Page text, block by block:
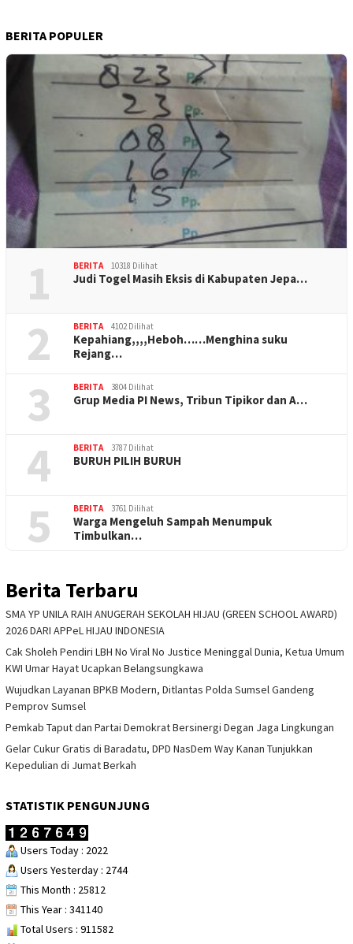
BERITA POPULER
1 BERITA 10318 Dilihat
Judi Togel Masih Eksis di Kabupaten Jepa…
2 BERITA 4102 Dilihat
Kepahiang,,,,Heboh……Menghina suku
Rejang…
3 BERITA 3804 Dilihat
Grup Media PI News, Tribun Tipikor dan A…
4 BERITA 3787 Dilihat
BURUH PILIH BURUH
5 BERITA 3761 Dilihat
Warga Mengeluh Sampah Menumpuk
Timbulkan…
Berita Terbaru
SMA YP UNILA RAIH ANUGERAH SEKOLAH HIJAU (GREEN SCHOOL AWARD)
2026 DARI APPeL HIJAU INDONESIA
Cak Sholeh Pendiri LBH No Viral No Justice Meninggal Dunia, Ketua Umum
KWI Umar Hayat Ucapkan Belangsungkawa
Wujudkan Layanan BPKB Modern, Ditlantas Polda Sumsel Gandeng
Pemprov Sumsel
Pemkab Taput dan Partai Demokrat Bersinergi Degan Jaga Lingkungan
Gelar Cukur Gratis di Baradatu, DPD NasDem Way Kanan Tunjukkan
Kepedulian di Jumat Berkah
STATISTIK PENGUNJUNG
Users Today : 2022
Users Yesterday : 2744
This Month : 25812
This Year : 341140
Total Users : 911582